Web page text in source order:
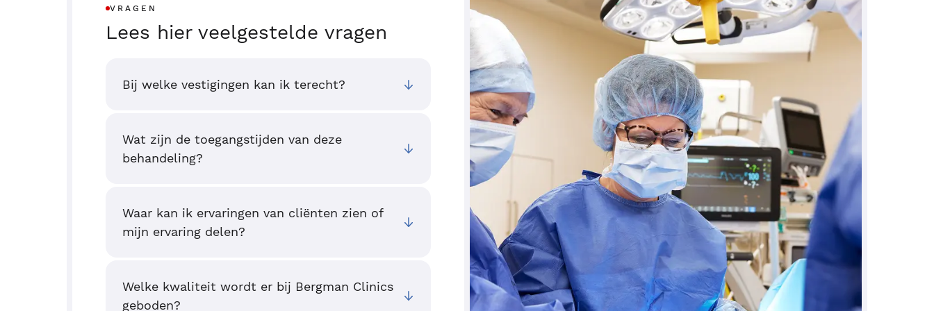
VRAGEN
Lees hier veelgestelde vragen
Bij welke vestigingen kan ik terecht?
Wat zijn de toegangstijden van deze
behandeling?
Waar kan ik ervaringen van cliënten zien of
mijn ervaring delen?
Welke kwaliteit wordt er bij Bergman Clinics
geboden?